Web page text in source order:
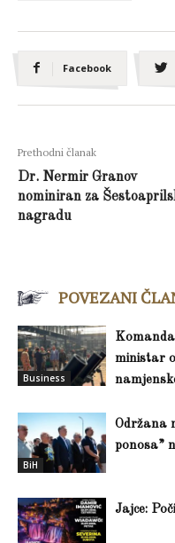
Facebook
Prethodni članak
Dr. Nermir Granov
nominiran za
nagradu
POVEZANI
Business
ministar
BiH
Održana
ponosa”
Jajce: